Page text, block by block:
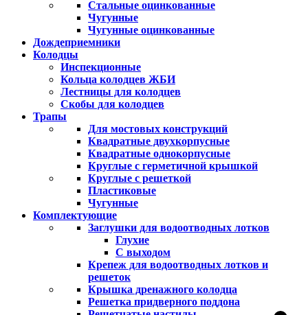
Стальные оцинкованные
Чугунные
Чугунные оцинкованные
Дождеприемники
Колодцы
Инспекционные
Кольца колодцев ЖБИ
Лестницы для колодцев
Скобы для колодцев
Трапы
Для мостовых конструкций
Квадратные двухкорпусные
Квадратные однокорпусные
Круглые с герметичной крышкой
Круглые с решеткой
Пластиковые
Чугунные
Комплектующие
Заглушки для водоотводных лотков
Глухие
С выходом
Крепеж для водоотводных лотков и
решеток
Крышка дренажного колодца
Решетка придверного поддона